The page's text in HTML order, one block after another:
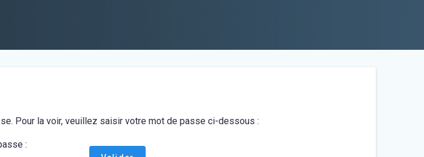
Pour la voir, veuillez saisir votre mot de passe ci-dessous :
: